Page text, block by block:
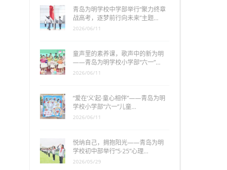
青岛为明学校中学部举行“聚力终章
战高考，逐梦前行向未来”主题…
2026/06/11
童声里的素养课，歌声中的新为明
——青岛为明学校小学部“六一”…
2026/06/11
“爱在‘义’起·童心相伴”——青岛为明
学校小学部“六一”儿童…
2026/06/11
悦纳自己，拥抱阳光——青岛为明
学校初中部举行“5·25”心理…
2026/05/29